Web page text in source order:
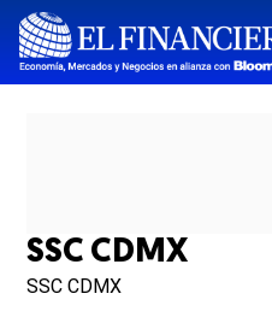
SSC CDMX
SSC CDMX